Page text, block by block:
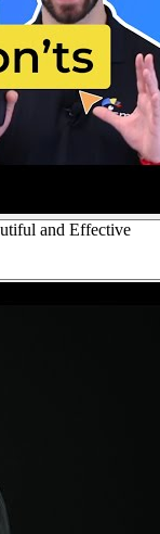
and Effective